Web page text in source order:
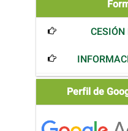
CESIÓN
ScholarPerfil de